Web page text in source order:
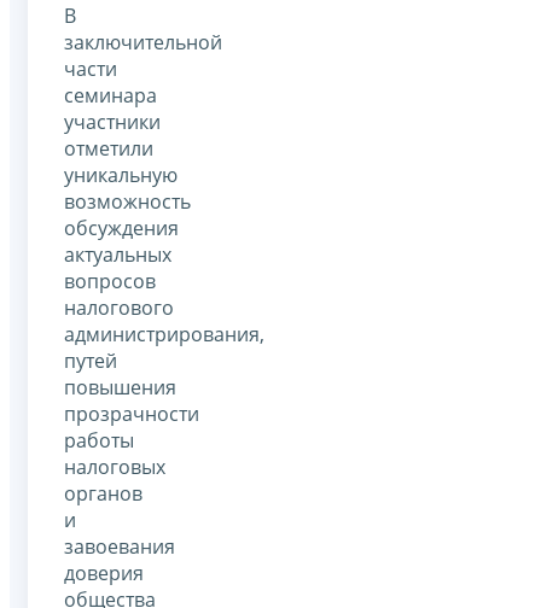
В
заключительной
части
семинара
участники
отметили
уникальную
возможность
обсуждения
актуальных
вопросов
налогового
администрирования,
путей
повышения
прозрачности
работы
налоговых
органов
и
завоевания
доверия
общества